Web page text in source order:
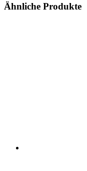
Ähnliche Produkte